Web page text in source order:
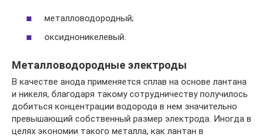
металловодородный;
оксидноникелевый.
Металловодородные электроды
В качестве анода применяется сплав на основе лантана
и никеля, благодаря такому сотрудничеству получилось
добиться концентрации водорода в нем значительно
превышающий собственный размер электрода. Иногда в
целях экономии такого металла, как лантан в